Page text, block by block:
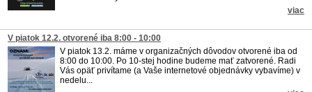
viac
V piatok 12.2. otvorené iba 8:00 - 10:00
V piatok 13.2. máme v organizačných dôvodov otvorené iba od
8:00 do 10:00. Po 10-stej hodine budeme mať zatvorené. Radi
Vás opäť privítame (a Vaše internetové objednávky vybavíme) v
nedelu...